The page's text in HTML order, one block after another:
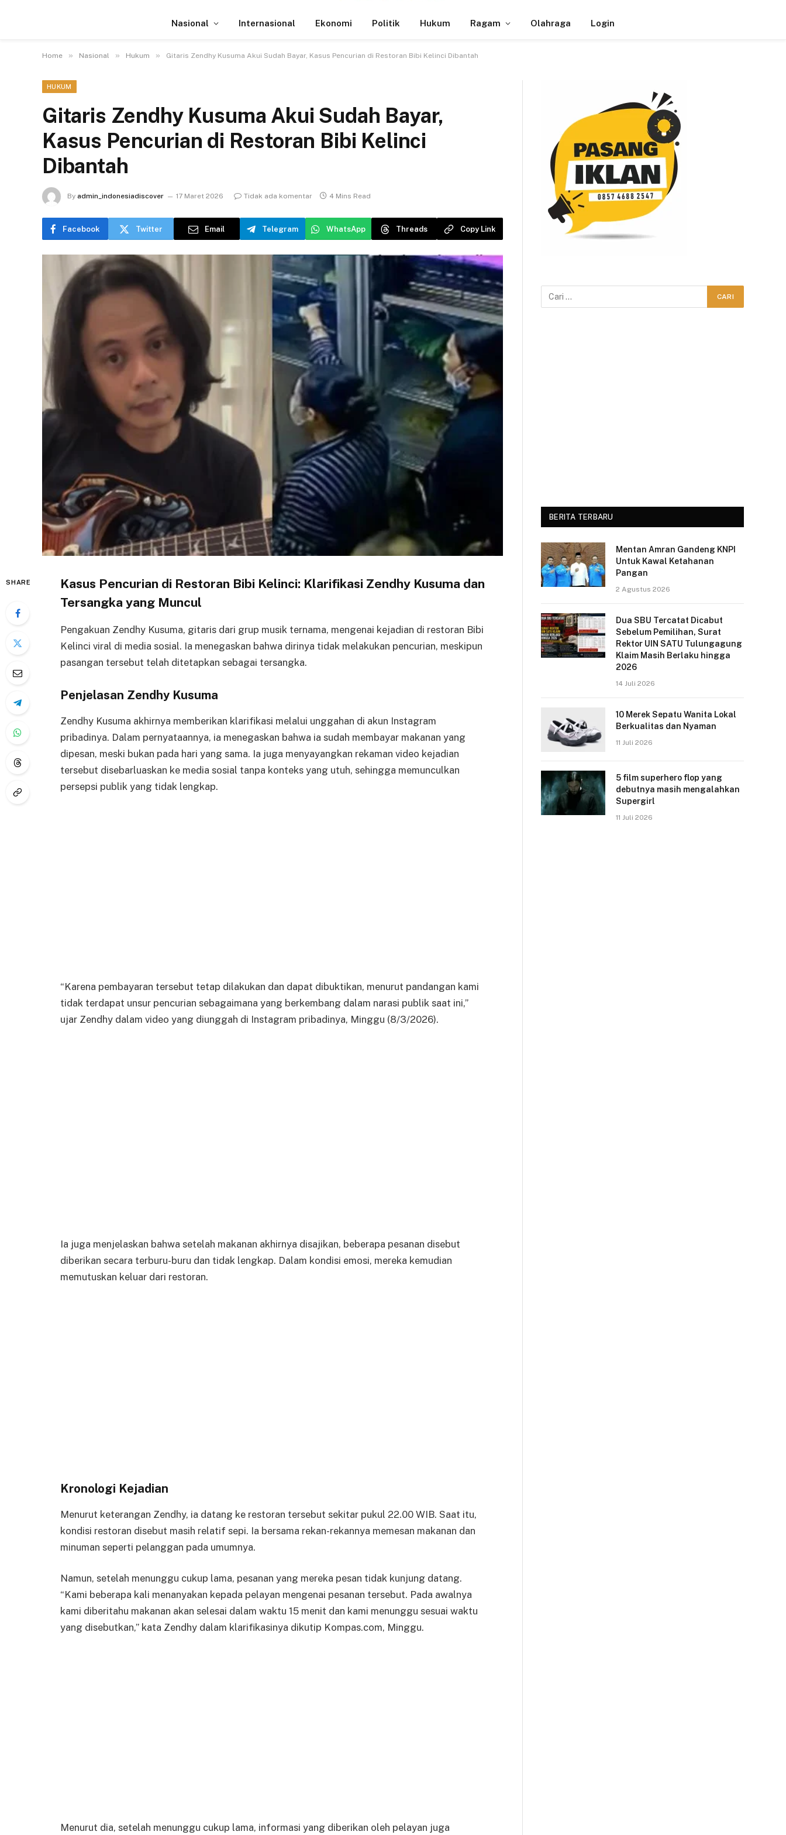
Nasional Internasional Ekonomi Politik Hukum Ragam Olahraga Login
Home » Nasional » Hukum » Gitaris Zendhy Kusuma Akui Sudah Bayar, Kasus Pencurian di Restoran Bibi Kelinci Dibantah
HUKUM
Gitaris Zendhy Kusuma Akui Sudah Bayar,
Kasus Pencurian di Restoran Bibi Kelinci
Dibantah
By admin_indonesiadiscover 17 Maret 2026 Tidak ada komentar 4 Mins Read
Facebook Twitter Email Telegram WhatsApp Threads Copy Link
SHARE
Kasus Pencurian di Restoran Bibi Kelinci: Klarifikasi Zendhy Kusuma dan
Tersangka yang Muncul
Pengakuan Zendhy Kusuma, gitaris dari grup musik ternama, mengenai kejadian di restoran Bibi
Kelinci viral di media sosial. Ia menegaskan bahwa dirinya tidak melakukan pencurian, meskipun
pasangan tersebut telah ditetapkan sebagai tersangka.
Penjelasan Zendhy Kusuma
Zendhy Kusuma akhirnya memberikan klarifikasi melalui unggahan di akun Instagram
pribadinya. Dalam pernyataannya, ia menegaskan bahwa ia sudah membayar makanan yang
dipesan, meski bukan pada hari yang sama. Ia juga menyayangkan rekaman video kejadian
tersebut disebarluaskan ke media sosial tanpa konteks yang utuh, sehingga memunculkan
persepsi publik yang tidak lengkap.
“Karena pembayaran tersebut tetap dilakukan dan dapat dibuktikan, menurut pandangan kami
tidak terdapat unsur pencurian sebagaimana yang berkembang dalam narasi publik saat ini,”
ujar Zendhy dalam video yang diunggah di Instagram pribadinya, Minggu (8/3/2026).
Ia juga menjelaskan bahwa setelah makanan akhirnya disajikan, beberapa pesanan disebut
diberikan secara terburu-buru dan tidak lengkap. Dalam kondisi emosi, mereka kemudian
memutuskan keluar dari restoran.
Kronologi Kejadian
Menurut keterangan Zendhy, ia datang ke restoran tersebut sekitar pukul 22.00 WIB. Saat itu,
kondisi restoran disebut masih relatif sepi. Ia bersama rekan-rekannya memesan makanan dan
minuman seperti pelanggan pada umumnya.
Namun, setelah menunggu cukup lama, pesanan yang mereka pesan tidak kunjung datang.
“Kami beberapa kali menanyakan kepada pelayan mengenai pesanan tersebut. Pada awalnya
kami diberitahu makanan akan selesai dalam waktu 15 menit dan kami menunggu sesuai waktu
yang disebutkan,” kata Zendhy dalam klarifikasinya dikutip Kompas.com, Minggu.
Menurut dia, setelah menunggu cukup lama, informasi yang diberikan oleh pelayan juga
BERITA TERBARU
Mentan Amran Gandeng KNPI
Untuk Kawal Ketahanan
Pangan
2 Agustus 2026
Dua SBU Tercatat Dicabut
Sebelum Pemilihan, Surat
Rektor UIN SATU Tulungagung
Klaim Masih Berlaku hingga
2026
14 Juli 2026
10 Merek Sepatu Wanita Lokal
Berkualitas dan Nyaman
11 Juli 2026
5 film superhero flop yang
debutnya masih mengalahkan
Supergirl
11 Juli 2026